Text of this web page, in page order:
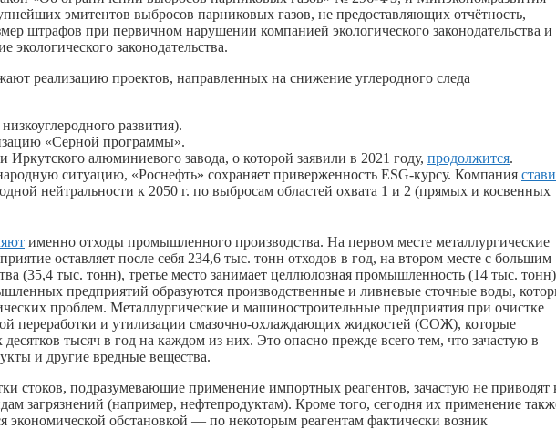
эмитентов выбросов парниковых газов, не предоставляющих отчётность,
штрафов при первичном нарушении компанией экологического законодательства и
законодательства.
реализацию проектов, направленных на снижение углеродного следа
низкоуглеродного развития).
«Серной программы».
Иркутского алюминиевого завода, о которой заявили в 2021 году, продолжится.
ситуацию, «Роснефть» сохраняет приверженность ESG-курсу. Компания
нейтральности к 2050 г. по выбросам областей охвата 1 и 2 (прямых и косвенных
именно отходы промышленного производства. На первом месте металлургические
оставляет после себя 234,6 тыс. тонн отходов в год, на втором месте с большим
(35,4 тыс. тонн), третье место занимает целлюлозная промышленность (14 тыс.
предприятий образуются производственные и ливневые сточные воды,
проблем. Металлургические и машиностроительные предприятия при очистке
переработки и утилизации смазочно-охлаждающих жидкостей (СОЖ), которые
тысяч в год на каждом из них. Это опасно прежде всего тем, что зачастую в
и другие вредные вещества.
стоков, подразумевающие применение импортных реагентов, зачастую не приводят
загрязнений (например, нефтепродуктам). Кроме того, сегодня их применение
экономической обстановкой — по некоторым реагентам фактически возник